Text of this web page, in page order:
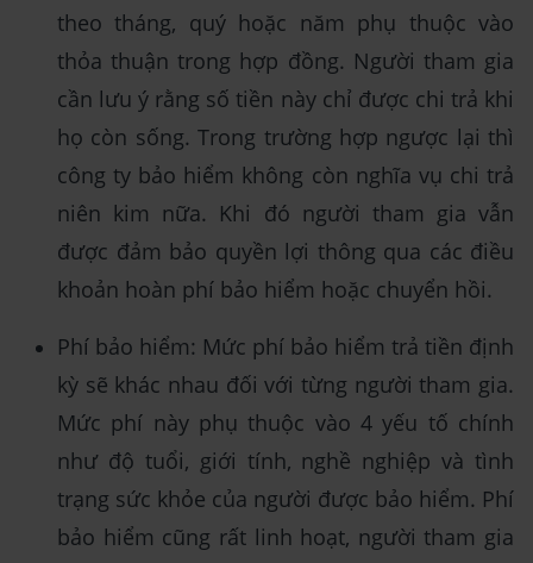
theo tháng, quý hoặc năm phụ thuộc vào
thỏa thuận trong hợp đồng. Người tham gia
cần lưu ý rằng số tiền này chỉ được chi trả khi
họ còn sống. Trong trường hợp ngược lại thì
công ty bảo hiểm không còn nghĩa vụ chi trả
niên kim nữa. Khi đó người tham gia vẫn
được đảm bảo quyền lợi thông qua các điều
khoản hoàn phí bảo hiểm hoặc chuyển hồi.
Phí bảo hiểm: Mức phí bảo hiểm trả tiền định
kỳ sẽ khác nhau đối với từng người tham gia.
Mức phí này phụ thuộc vào 4 yếu tố chính
như độ tuổi, giới tính, nghề nghiệp và tình
trạng sức khỏe của người được bảo hiểm. Phí
bảo hiểm cũng rất linh hoạt, người tham gia